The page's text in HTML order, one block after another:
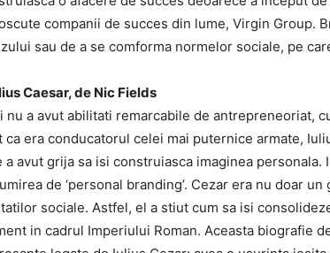
companii de succes din lume, Virgin Group.
sau de a se comforma normelor sociale, pe
Caesar, de Nic Fields
nu a avut abilitati remarcabile de antrepreneoriat,
ca era conducatorul celei mai puternice armate,
a avut grija sa isi construiasca imaginea
de ‘personal branding’. Cezar era nu doar
sociale. Astfel, el a stiut cum sa isi
in cadrul Imperiului Roman. Aceasta biografie